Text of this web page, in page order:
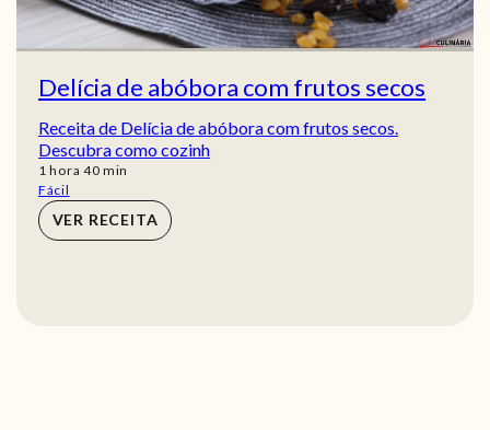
Delícia de abóbora com frutos secos
Receita de Delícia de abóbora com frutos secos.
Descubra como cozinh
1 hora
hora 40min
min
Fácil
VER RECEITA